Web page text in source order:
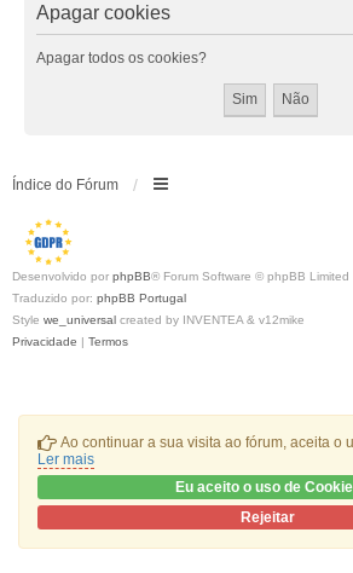
Ao continuar a sua visita ao fórum, aceita o
Ler mais
Eu aceito o uso de
Rejeitar
Apagar cookies
Apagar todos os cookies?
Índice do Fórum
Desenvolvido por phpBB® Forum Software © phpBB Limited
Traduzido por: phpBB Portugal
Style we_universal created by INVENTEA & v12mike
Privacidade | Termos